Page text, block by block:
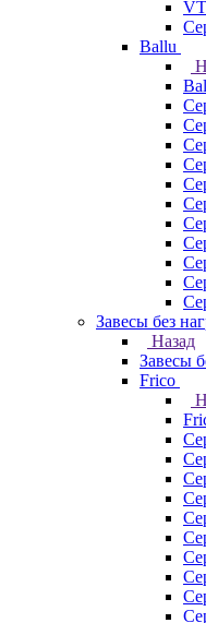
Ballu
Завесы без
Назад
Завесы
Frico